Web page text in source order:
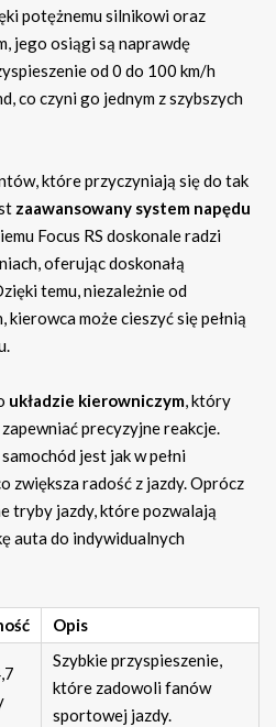
potężnemu silnikowi oraz
jego osiągi są naprawdę
od 0 do 100 km/h
co czyni go jednym z szybszych
które przyczyniają się do tak
zaawansowany system napędu
Focus RS doskonale radzi
oferując doskonałą
temu, niezależnie od
może cieszyć się pełnią
układzie kierowniczym, który
precyzyjne reakcje.
jest jak w pełni
zwiększa radość z jazdy. Oprócz
tryby jazdy, które pozwalają
auta do indywidualnych
Opis
Szybkie przyspieszenie,
które zadowoli fanów
sportowej jazdy.